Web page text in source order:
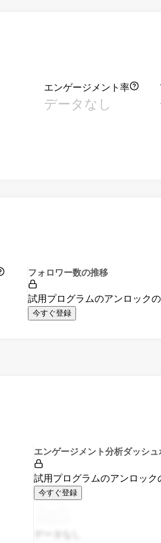
エンゲージメント率
データなし
フォロワー数の推移
試用プログラムのアンロックの
今すぐ登録
エンゲージメント分析ダッシュ
試用プログラムのアンロック
今すぐ登録